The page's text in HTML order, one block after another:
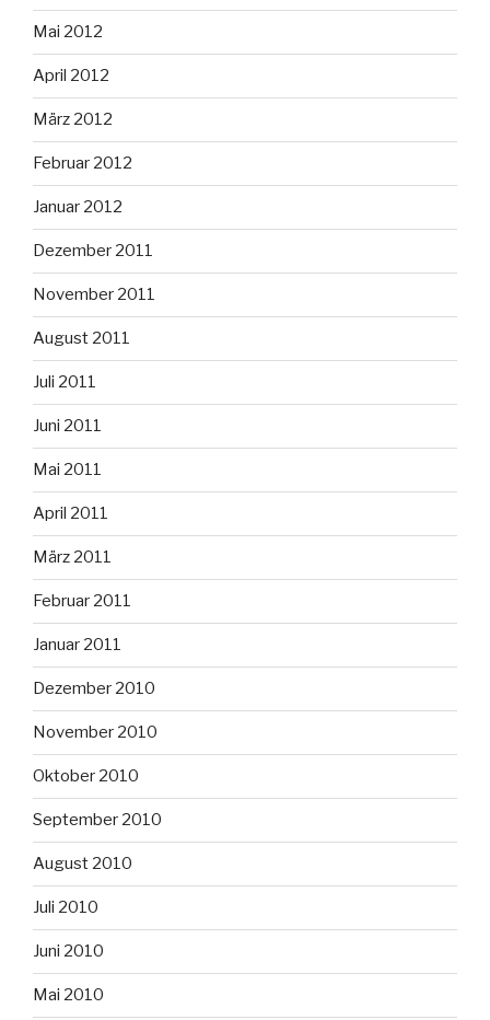
Mai 2012
April 2012
März 2012
Februar 2012
Januar 2012
Dezember 2011
November 2011
August 2011
Juli 2011
Juni 2011
Mai 2011
April 2011
März 2011
Februar 2011
Januar 2011
Dezember 2010
November 2010
Oktober 2010
September 2010
August 2010
Juli 2010
Juni 2010
Mai 2010